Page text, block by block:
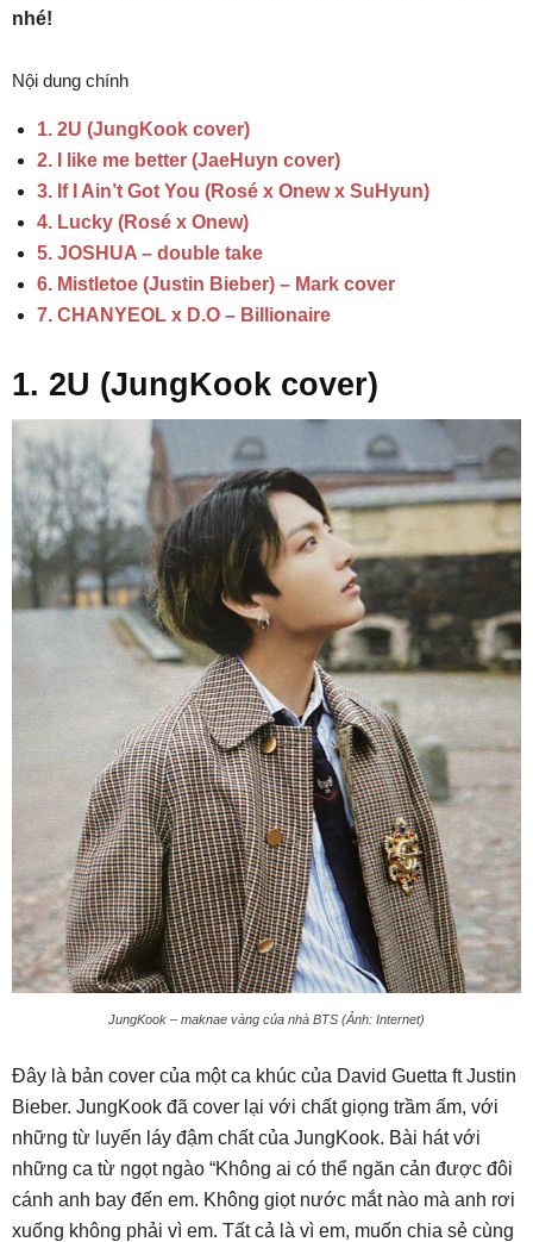
nhé!
Nội dung chính
1. 2U (JungKook cover)
2. I like me better (JaeHuyn cover)
3. If I Ain’t Got You (Rosé x Onew x SuHyun)
4. Lucky (Rosé x Onew)
5. JOSHUA – double take
6. Mistletoe (Justin Bieber) – Mark cover
7. CHANYEOL x D.O – Billionaire
1. 2U (JungKook cover)
JungKook – maknae vàng của nhà BTS (Ảnh: Internet)
Đây là bản cover của một ca khúc của David Guetta ft Justin
Bieber. JungKook đã cover lại với chất giọng trầm ấm, với
những từ luyến láy đậm chất của JungKook. Bài hát với
những ca từ ngọt ngào “Không ai có thể ngăn cản được đôi
cánh anh bay đến em. Không giọt nước mắt nào mà anh rơi
xuống không phải vì em. Tất cả là vì em, muốn chia sẻ cùng